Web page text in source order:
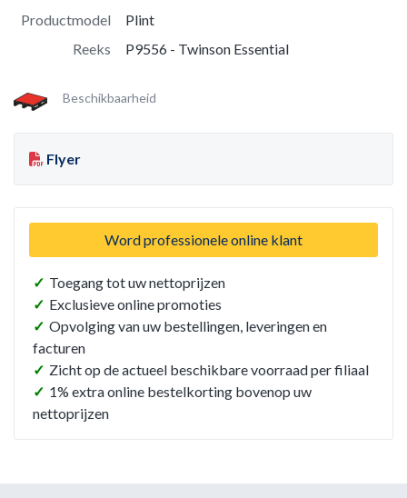
Productmodel
Plint
Reeks
P9556 - Twinson Essential
Beschikbaarheid
Flyer
Word professionele online klant
✓ Toegang tot uw nettoprijzen
✓ Exclusieve online promoties
✓ Opvolging van uw bestellingen, leveringen en
facturen
✓ Zicht op de actueel beschikbare voorraad per filiaal
✓ 1% extra online bestelkorting bovenop uw
nettoprijzen